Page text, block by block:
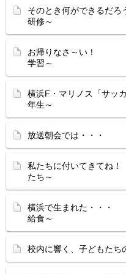
そのとき何ができ
研修～
お帰りなさ～い
学習～
横浜F・マリノス「サ
年生～
放送朝会では・・・
私たちに付いてきて
たち～
横浜で生まれ
給食～
校内に響く、子どもたち